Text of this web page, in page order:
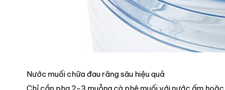
Nước muối chữa đau răng sâu hiệu quả
Chỉ cần pha 2-3 muỗng cà phê muối với nước ấm